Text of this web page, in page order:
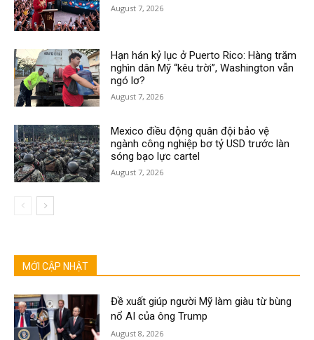
August 7, 2026
Hạn hán kỷ lục ở Puerto Rico: Hàng trăm
nghìn dân Mỹ “kêu trời”, Washington vẫn
ngó lơ?
August 7, 2026
Mexico điều động quân đội bảo vệ
ngành công nghiệp bơ tỷ USD trước làn
sóng bạo lực cartel
August 7, 2026
MỚI CẬP NHẬT
Đề xuất giúp người Mỹ làm giàu từ bùng
nổ AI của ông Trump
August 8, 2026